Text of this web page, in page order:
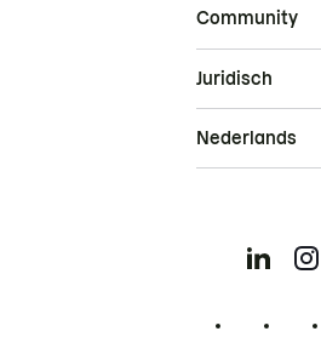
Community
Juridisch
Nederlands